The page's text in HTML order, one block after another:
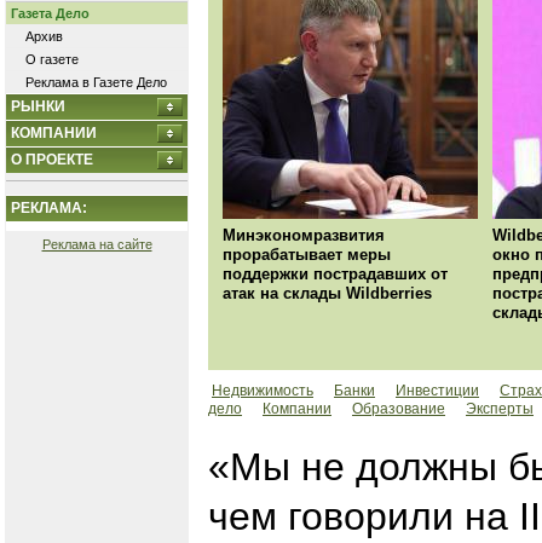
Газета Дело
Архив
О газете
Реклама в Газете Дело
РЫНКИ
КОМПАНИИ
О ПРОЕКТЕ
РЕКЛАМА:
Реклама на сайте
Минэкономразвития
прорабатывает меры
поддержки пострадавших от
атак на склады Wildberries
окно
Недвижимость Банки Инвестиции
дело
Компании Образование Эксперты
«Мы не должны
чем говорили на